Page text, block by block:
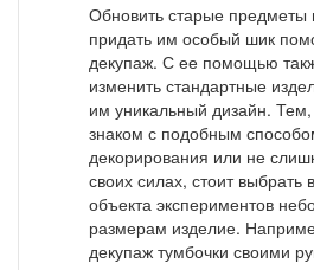
Обновить старые предметы
придать им особый шик
декупаж. С ее помощью
изменить стандартные
им уникальный дизайн.
знаком с подобным
декорирования или не
своих силах, стоит выбрать
объекта экспериментов
размерам изделие.
декупаж тумбочки своими